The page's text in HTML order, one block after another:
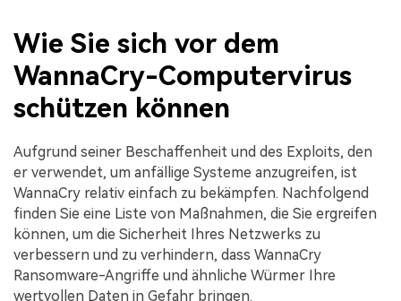
Wie Sie sich vor dem
WannaCry-Computervirus
schützen können
Aufgrund seiner Beschaffenheit und des Exploits, den
er verwendet, um anfällige Systeme anzugreifen, ist
WannaCry relativ einfach zu bekämpfen. Nachfolgend
finden Sie eine Liste von Maßnahmen, die Sie ergreifen
können, um die Sicherheit Ihres Netzwerks zu
verbessern und zu verhindern, dass WannaCry
Ransomware-Angriffe und ähnliche Würmer Ihre
wertvollen Daten in Gefahr bringen.